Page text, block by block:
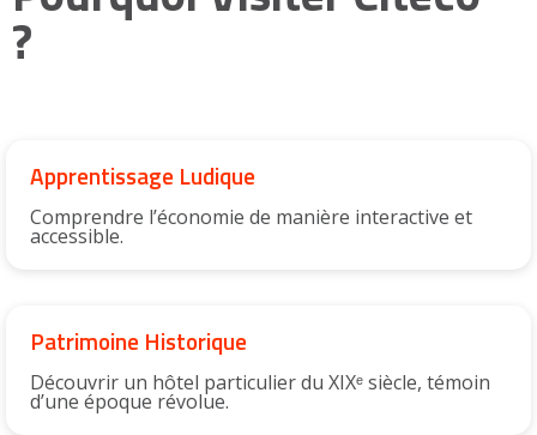
?
Apprentissage Ludique
Comprendre l’économie de manière interactive et
accessible.
Patrimoine Historique
Découvrir un hôtel particulier du XIXᵉ siècle, témoin
d’une époque révolue.